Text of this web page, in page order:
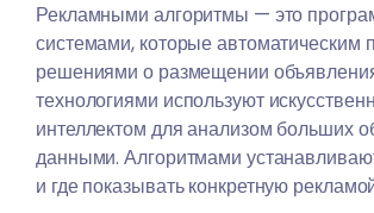
Рекламными алгоритмы — это
системами, которые автоматическим
решениями о размещении
технологиями используют
интеллектом для анализом больших
данными. Алгоритмами
и где показывать конкретную